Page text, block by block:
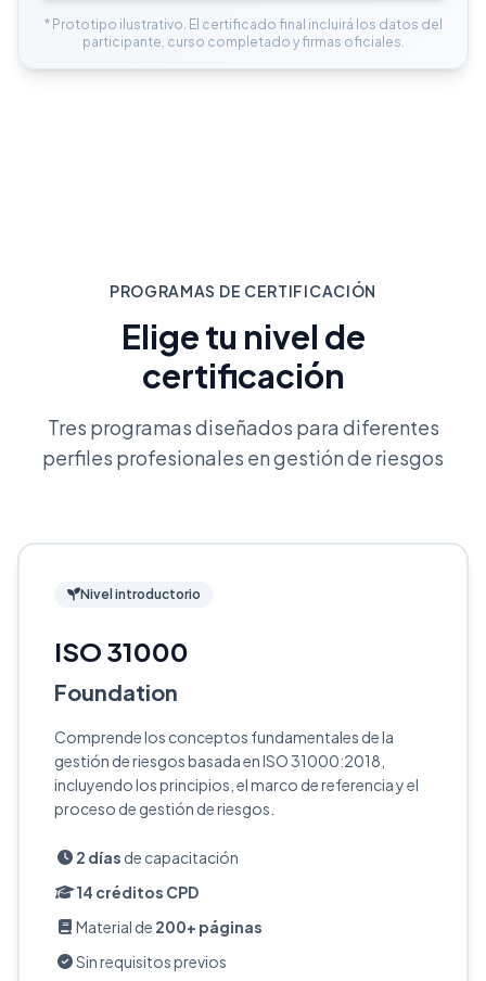
* Prototipo ilustrativo. El certificado final incluirá los datos del
participante, curso completado y firmas oficiales.
PROGRAMAS DE CERTIFICACIÓN
Elige tu nivel de
certificación
Tres programas diseñados para diferentes
perfiles profesionales en gestión de riesgos
Nivel introductorio
ISO 31000
Foundation
Comprende los conceptos fundamentales de la
gestión de riesgos basada en ISO 31000:2018,
incluyendo los principios, el marco de referencia y el
proceso de gestión de riesgos.
2 días de capacitación
14 créditos CPD
Material de 200+ páginas
Sin requisitos previos